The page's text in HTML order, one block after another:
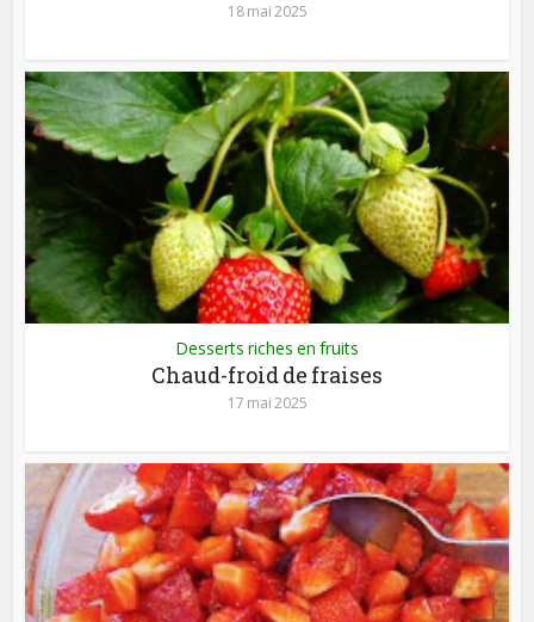
18 mai 2025
Desserts riches en fruits
Chaud-froid de fraises
17 mai 2025